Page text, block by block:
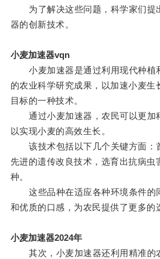
为了解决这些问题，科学家们提
器的创新技术。
小麦加速器vqn
小麦加速器是通过利用现代种植
的农业科学研究成果，以加速小麦生
目标的一种技术。
通过小麦加速器，农民可以更加
以实现小麦的高效生长。
该技术包括以下几个关键方面：
先进的遗传改良技术，选育出抗病虫
种。
这些品种在适应各种环境条件的
和优质的口感，为农民提供了更多的
小麦加速器2024年
其次，小麦加速器还利用精准的